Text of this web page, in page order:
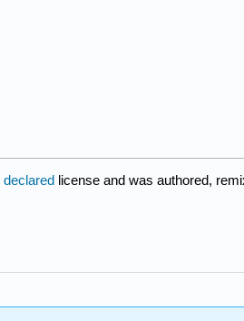
declared license and was authored,